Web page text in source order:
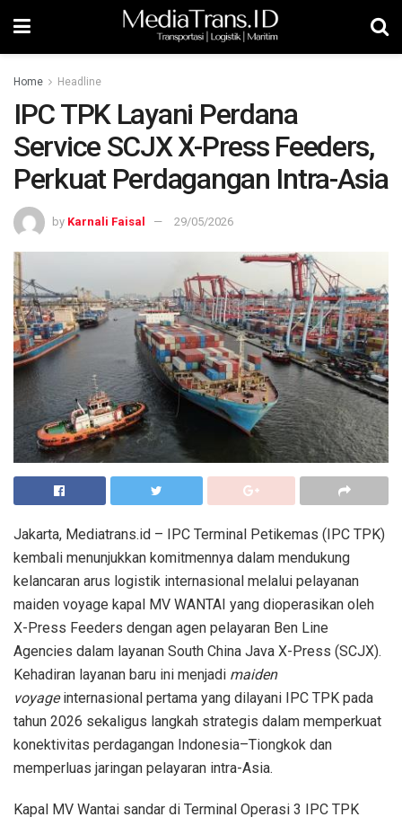
Home Headline
IPC TPK Layani Perdana
Service SCJX X-Press Feeders,
Perkuat Perdagangan Intra-Asia
by Karnali Faisal 29/05/2026
Jakarta, Mediatrans.id – IPC Terminal Petikemas (IPC TPK)
kembali menunjukkan komitmennya dalam mendukung
kelancaran arus logistik internasional melalui pelayanan
maiden voyage kapal MV WANTAI yang dioperasikan oleh
X-Press Feeders dengan agen pelayaran Ben Line
Agencies dalam layanan South China Java X-Press (SCJX).
Kehadiran layanan baru ini menjadi maiden
voyageinternasional pertama yang dilayani IPC TPK pada
tahun 2026 sekaligus langkah strategis dalam memperkuat
konektivitas perdagangan Indonesia–Tiongkok dan
memperluas jaringan pelayaran intra-Asia.
Kapal MV Wantai sandar di Terminal Operasi 3 IPC TPK